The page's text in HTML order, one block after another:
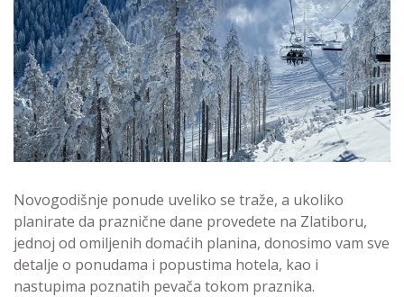
Novogodišnje ponude uveliko se traže, a ukoliko
planirate da praznične dane provedete na Zlatiboru,
jednoj od omiljenih domaćih planina, donosimo vam sve
detalje o ponudama i popustima hotela, kao i
nastupima poznatih pevača tokom praznika.